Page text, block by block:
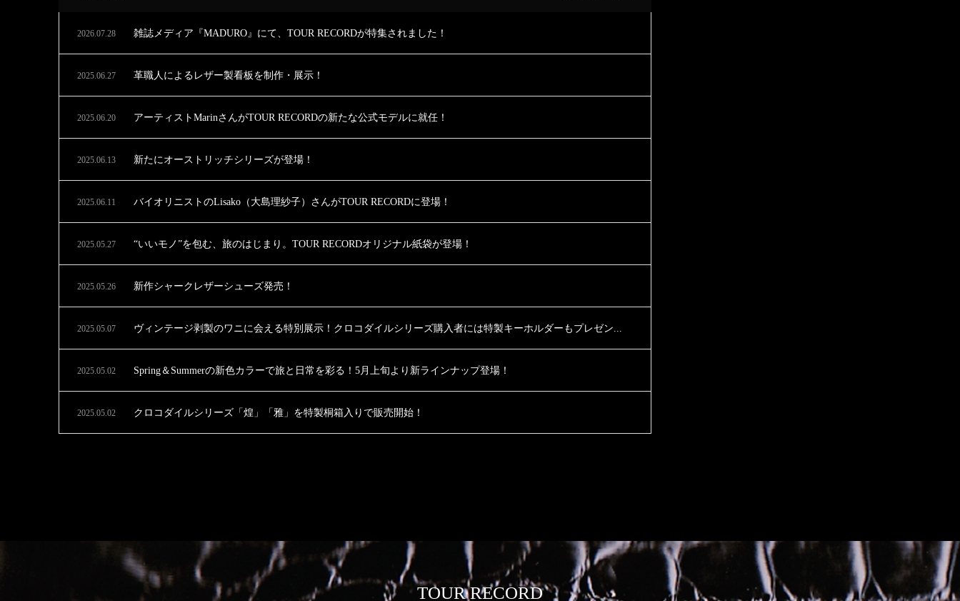
2026.07.28 雑誌メディア『MADURO』にて、TOUR RECORDが特集されました！
2025.06.27 革職人によるレザー製看板を制作・展示！
2025.06.20 アーティストMarinさんがTOUR RECORDの新たな公式モデルに就任！
2025.06.13 新たにオーストリッチシリーズが登場！
2025.06.11 バイオリニストのLisako（大島理紗子）さんがTOUR RECORDに登場！
2025.05.27 “いいモノ”を包む、旅のはじまり。TOUR RECORDオリジナル紙袋が登場！
2025.05.26 新作シャークレザーシューズ発売！
2025.05.07 ヴィンテージ剥製のワニに会える特別展示！クロコダイルシリーズ購入者には特製キーホルダーもプレゼン...
2025.05.02 Spring＆Summerの新色カラーで旅と日常を彩る！5月上旬より新ラインナップ登場！
2025.05.02 クロコダイルシリーズ「煌」「雅」を特製桐箱入りで販売開始！
TOUR RECORD